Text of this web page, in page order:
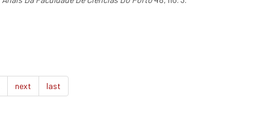
next last